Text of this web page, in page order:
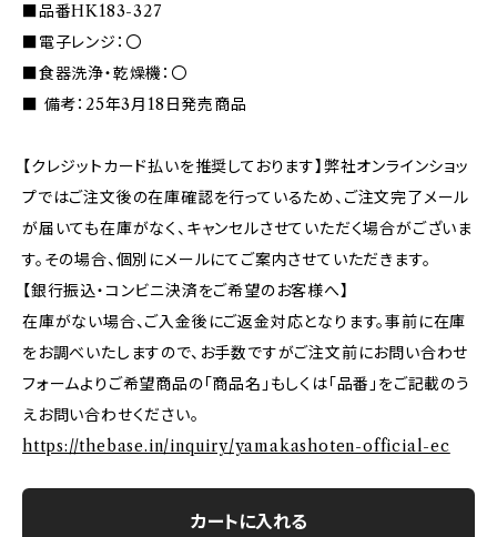
■品番HK183-327
■電子レンジ：〇
■食器洗浄・乾燥機：〇
■ 備考：25年3月18日発売商品
【クレジットカード払いを推奨しております】弊社オンラインショッ
プではご注文後の在庫確認を行っているため、ご注文完了メール
が届いても在庫がなく、キャンセルさせていただく場合がございま
す。その場合、個別にメールにてご案内させていただきます。
【銀行振込・コンビニ決済をご希望のお客様へ】
在庫がない場合、ご入金後にご返金対応となります。事前に在庫
をお調べいたしますので、お手数ですがご注文前にお問い合わせ
フォームよりご希望商品の「商品名」もしくは「品番」をご記載のう
えお問い合わせください。
https://thebase.in/inquiry/yamakashoten-official-ec
カートに入れる